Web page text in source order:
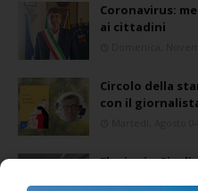
Coronavirus:
ai cittadini
Circolo della
con il
Elezioni a